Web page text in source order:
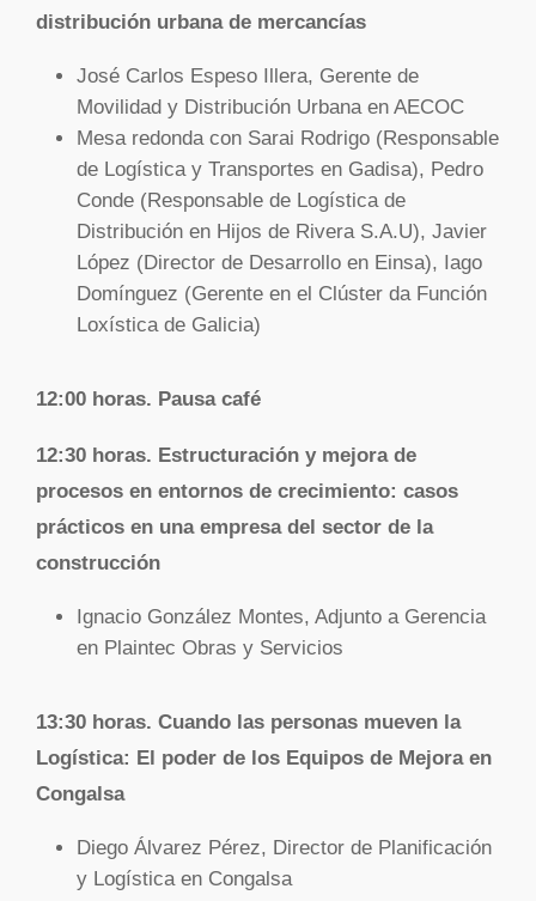
distribución urbana de mercancías
José Carlos Espeso Illera, Gerente de
Movilidad y Distribución Urbana en AECOC
Mesa redonda con Sarai Rodrigo (Responsable
de Logística y Transportes en Gadisa), Pedro
Conde (Responsable de Logística de
Distribución en Hijos de Rivera S.A.U), Javier
López (Director de Desarrollo en Einsa), Iago
Domínguez (Gerente en el Clúster da Función
Loxística de Galicia)
12:00 horas. Pausa café
12:30 horas. Estructuración y mejora de
procesos en entornos de crecimiento: casos
prácticos en una empresa del sector de la
construcción
Ignacio González Montes, Adjunto a Gerencia
en Plaintec Obras y Servicios
13:30 horas. Cuando las personas mueven la
Logística: El poder de los Equipos de Mejora en
Congalsa
Diego Álvarez Pérez, Director de Planificación
y Logística en Congalsa